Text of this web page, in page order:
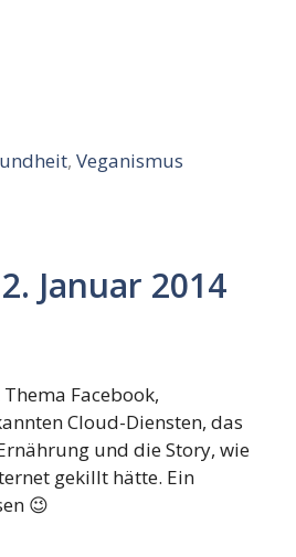
,Veganismus
Januar 2014
Facebook,
Cloud-Diensten, das
und die Story, wie
gekillt hätte. Ein
😉